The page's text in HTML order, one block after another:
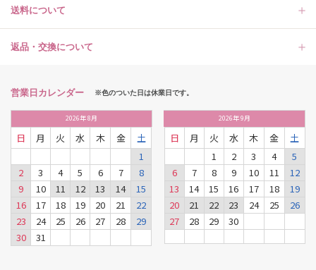
送料について
返品・交換について
営業日カレンダー ※色のついた日は休業日です。
2026年8月
日 月 火 水 木 金
土
1
2
3 4 5 6 7
8
9
10 11 12 13 14
15
16
17 18 19 20 21
22
23
24 25 26 27 28
29
30
31
2026年9月
日 月 火 水 木 金
土
1
2 3 4
5
6
7 8 9 10 11
12
13
14 15 16 17 18
19
20
21 22 23 24 25
26
27
28 29 30